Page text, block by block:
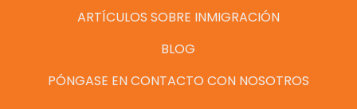
ARTÍCULOS SOBRE INMIGRACIÓN
BLOG
PÓNGASE EN CONTACTO CON NOSOTROS